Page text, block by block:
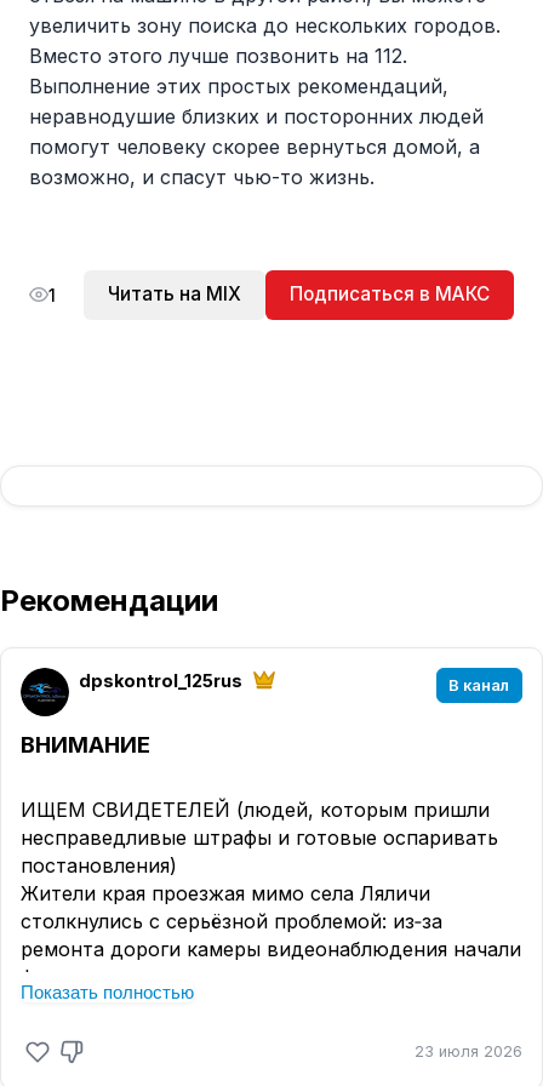
увеличить зону поиска до нескольких городов.
Вместо этого лучше позвонить на 112.
Выполнение этих простых рекомендаций,
неравнодушие близких и посторонних людей
помогут человеку скорее вернуться домой, а
возможно, и спасут чью-то жизнь.
1 Читать на MIX Подписаться в МАКС
Рекомендации
dpskontrol_125rus В канал
ВНИМАНИЕ
ИЩЕМ СВИДЕТЕЛЕЙ (людей, которым пришли
несправедливые штрафы и готовые оспаривать
постановления)
Жители края проезжая мимо села Ляличи
столкнулись с серьёзной проблемой: из‑за
ремонта дороги камеры видеонаблюдения начали
фиксировать «нарушения», которых на самом
деле нет. И самое неприятное — за эти ложные
Во время ремонта схема движения временно
Показать полностью
23 июля 2026